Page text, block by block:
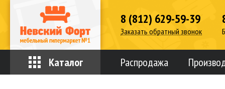
8 (812) 629-59-39
Заказать обратный звонок
Каталог Распродажа